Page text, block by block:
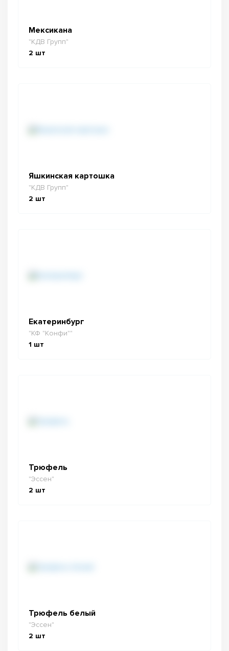
Мексикана
"КДВ Групп"
2 шт
Яшкинская картошка
"КДВ Групп"
2 шт
Екатеринбург
"КФ "Конфи""
1 шт
Трюфель
"Эссен"
2 шт
Трюфель белый
"Эссен"
2 шт